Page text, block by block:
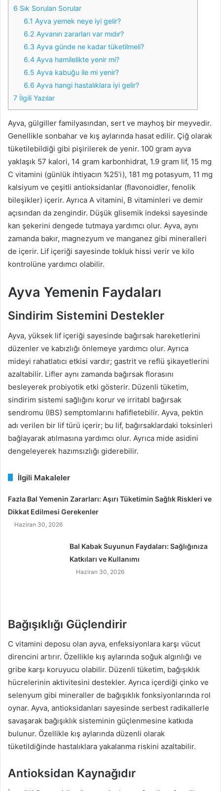
6 Sık Sorulan Sorular
6.1 Ayva yemek neye iyi gelir?
6.2 Ayvanın zararları var mıdır?
6.3 Ayva günde ne kadar tüketilmeli?
6.4 Ayva hamilelikte yenir mi?
6.5 Ayva kabuğu ile mi yenir?
6.6 Ayva hangi hastalıklara iyi gelir?
7 İlgili Yazılar
Ayva, gülgiller familyasından, sert ve mayhoş bir meyvedir.
Genellikle sonbahar ve kış aylarında hasat edilir. Çiğ olarak
tüketilebildiği gibi pişirilerek de yenir. 100 gram ayva
yaklaşık 57 kalori, 14 gram karbonhidrat, 1.9 gram lif, 15 mg
C vitamini (günlük ihtiyacın %25’i), 181 mg potasyum, 11 mg
kalsiyum ve çeşitli antioksidanlar (flavonoidler, fenolik
bileşikler) içerir. Ayrıca A vitamini, B vitaminleri ve demir
açısından da zengindir. Düşük glisemik indeksi sayesinde
kan şekerini dengede tutmaya yardımcı olur. Ayva, aynı
zamanda bakır, magnezyum ve manganez gibi mineralleri
de içerir. Lif içeriği sayesinde tokluk hissi verir ve kilo
kontrolüne yardımcı olabilir.
Ayva Yemenin Faydaları
Sindirim Sistemini Destekler
Ayva, yüksek lif içeriği sayesinde bağırsak hareketlerini
düzenler ve kabızlığı önlemeye yardımcı olur. Ayrıca
mideyi rahatlatıcı etkisi vardır; gastrit ve reflü şikayetlerini
azaltabilir. Lifler aynı zamanda bağırsak florasını
besleyerek probiyotik etki gösterir. Düzenli tüketim,
sindirim sistemi sağlığını korur ve irritabl bağırsak
sendromu (IBS) semptomlarını hafifletebilir. Ayva, pektin
adı verilen bir lif türü içerir; bu lif, bağırsaklardaki toksinleri
bağlayarak atılmasına yardımcı olur. Ayrıca mide asidini
dengeleyerek hazımsızlığı giderebilir.
İlgili Makaleler
Fazla Bal Yemenin Zararları: Aşırı Tüketimin Sağlık Riskleri ve
Dikkat Edilmesi Gerekenler
Haziran 30, 2026
Bal Kabak Suyunun Faydaları: Sağlığınıza
Katkıları ve Kullanımı
Haziran 30, 2026
Bağışıklığı Güçlendirir
C vitamini deposu olan ayva, enfeksiyonlara karşı vücut
direncini artırır. Özellikle kış aylarında soğuk algınlığı ve
gribe karşı koruyucu olabilir. Düzenli tüketim, bağışıklık
hücrelerinin aktivitesini destekler. Ayrıca içerdiği çinko ve
selenyum gibi mineraller de bağışıklık fonksiyonlarında rol
oynar. Ayva, antioksidanları sayesinde serbest radikallerle
savaşarak bağışıklık sisteminin güçlenmesine katkıda
bulunur. Özellikle kış aylarında düzenli olarak
tüketildiğinde hastalıklara yakalanma riskini azaltabilir.
Antioksidan Kaynağıdır